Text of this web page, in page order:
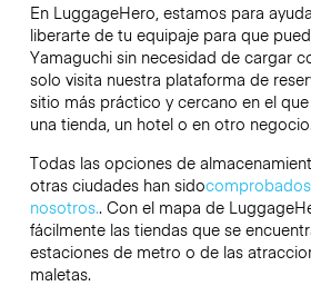
En LuggageHero, estamos para
liberarte de tu equipaje para que
Yamaguchi sin necesidad de cargar
solo visita nuestra plataforma de
sitio más práctico y cercano en el
una tienda, un hotel o en otro
Todas las opciones de
otras ciudades han sido
nosotros.. Con el mapa de
fácilmente las tiendas que se
estaciones de metro o de las
maletas.